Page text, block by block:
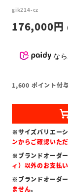
gik214-cz
176,000
なら
1,600 ポイント付
※サイズバリエーシ
ンからご確認いた
※ブランドオーダー
ィ）以外のお支払
※ブランドオーダー
ません。